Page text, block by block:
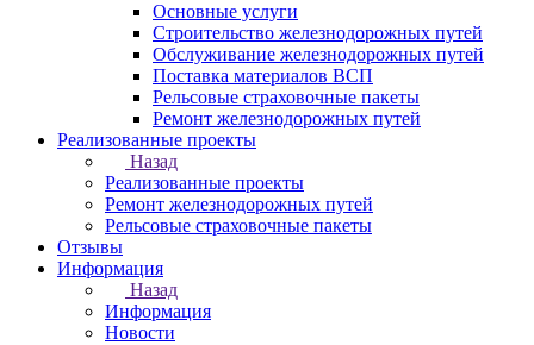
Основные услуги
Строительство железнодорожных путей
Обслуживание железнодорожных путей
Поставка материалов ВСП
Рельсовые страховочные пакеты
Ремонт железнодорожных путей
Реализованные проекты
Назад
Реализованные проекты
Ремонт железнодорожных путей
Рельсовые страховочные пакеты
Отзывы
Информация
Назад
Информация
Новости